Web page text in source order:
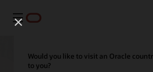
Menu
Would you like to visit an Oracle
to you?